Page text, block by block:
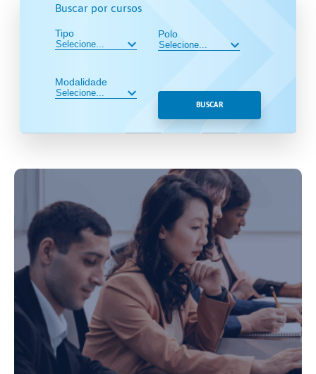
Buscar por cursos
Tipo
Modalidade
Polo
BUSCAR